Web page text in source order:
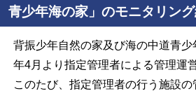
青少年海の家」のモニタリン
背振少年自然の家及び海の中道青
年4月より指定管理者による管理運
このたび、指定管理者の行う施設